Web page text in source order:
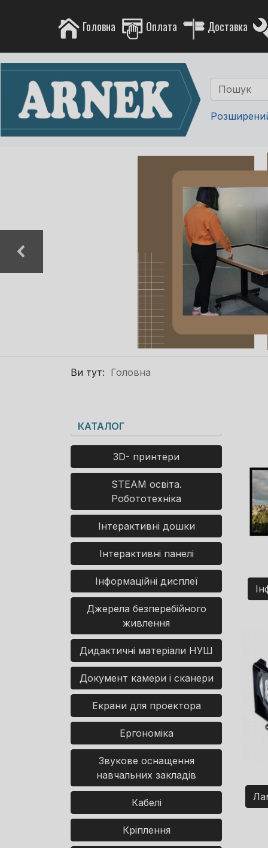
Головна Оплата Доставка
Ви тут: Головна
КАТАЛОГ
3D- принтери
STEAM освіта.
Робототехніка
Інтерактивні дошки
Інтерактивні панелі
Інформаційні дисплеї
Джерела безперебійного
живлення
Дидактичні матеріали НУШ
Документ камери і сканери
Екрани для проектора
Ергономіка
Звукове оснащення
навчальних закладів
Кабелі
Кріплення